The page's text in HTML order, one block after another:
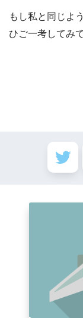
もし私と同じよ
ひご一考してみ